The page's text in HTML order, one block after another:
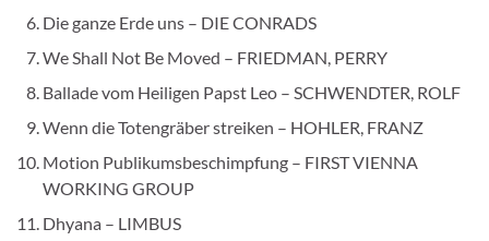
Die ganze Erde uns – DIE CONRADS
We Shall Not Be Moved – FRIEDMAN, PERRY
Ballade vom Heiligen Papst Leo – SCHWENDTER, ROLF
Wenn die Totengräber streiken – HOHLER, FRANZ
Motion Publikumsbeschimpfung – FIRST VIENNA
WORKING GROUP
Dhyana – LIMBUS